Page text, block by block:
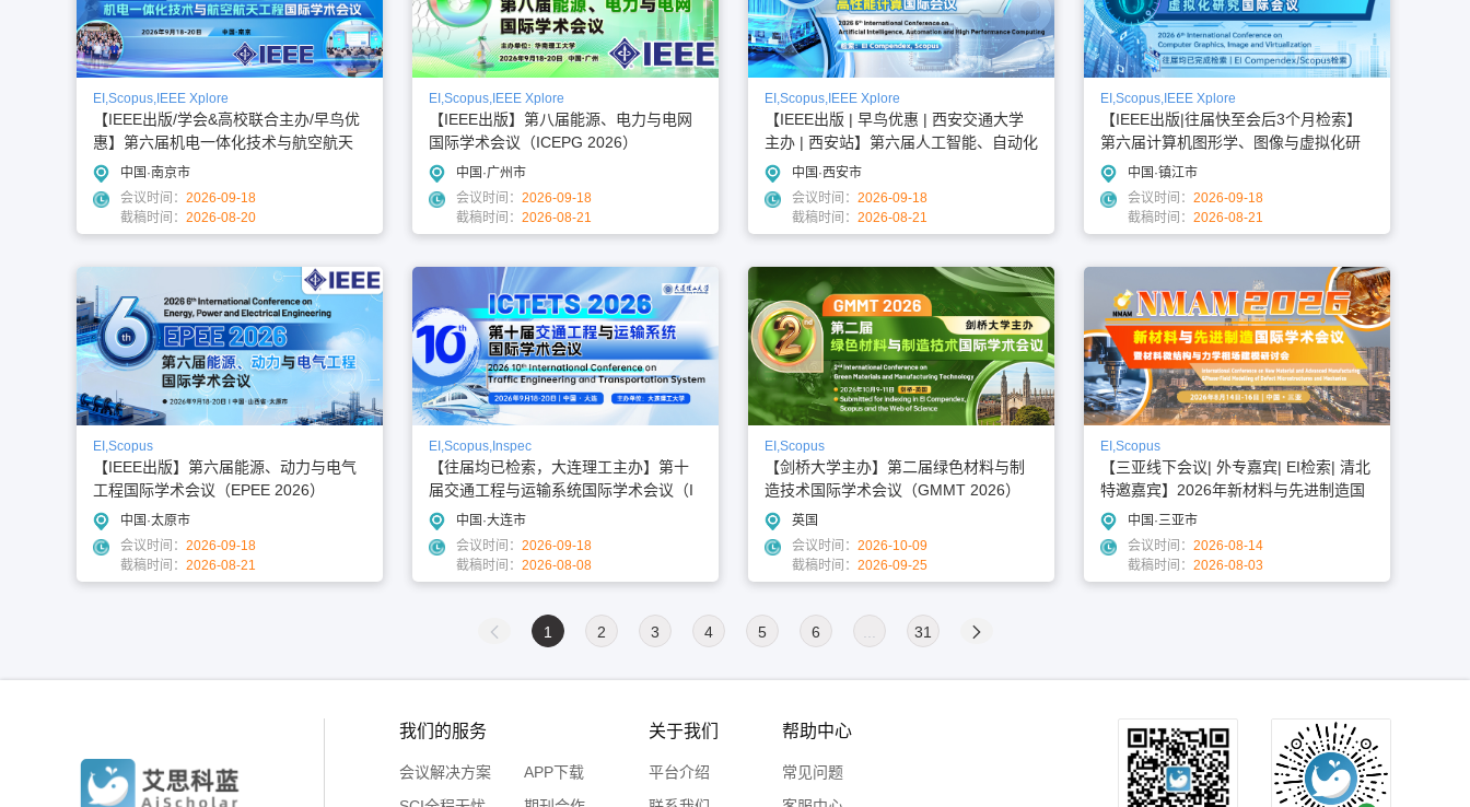
EI,Scopus,IEEE Xplore
【IEEE出版/学会&高校联合主办/早鸟优
惠】第六届机电一体化技术与航空航天
工程国际学术会议（ICMTAE 2026）
中国·南京市
会议时间： 2026-09-18
截稿时间： 2026-08-20
EI,Scopus,IEEE Xplore
【IEEE出版】第八届能源、电力与电网
国际学术会议（ICEPG 2026）
中国·广州市
会议时间： 2026-09-18
截稿时间： 2026-08-21
EI,Scopus,IEEE Xplore
【IEEE出版 | 早鸟优惠 | 西安交通大学
主办 | 西安站】第六届人工智能、自动化
与高性能计算国际会议（AIAHPC 202
6）
中国·西安市
会议时间： 2026-09-18
截稿时间： 2026-08-21
EI,Scopus,IEEE Xplore
【IEEE出版|往届快至会后3个月检索】
第六届计算机图形学、图像与虚拟化研
究国际会议（ICCGIV 2026）
中国·镇江市
会议时间： 2026-09-18
截稿时间： 2026-08-21
EI,Scopus
【IEEE出版】第六届能源、动力与电气
工程国际学术会议（EPEE 2026）
中国·太原市
会议时间： 2026-09-18
截稿时间： 2026-08-21
EI,Scopus,Inspec
【往届均已检索，大连理工主办】第十
届交通工程与运输系统国际学术会议（I
CTETS 2026）
中国·大连市
会议时间： 2026-09-18
截稿时间： 2026-08-08
EI,Scopus
【剑桥大学主办】第二届绿色材料与制
造技术国际学术会议（GMMT 2026）
英国
会议时间： 2026-10-09
截稿时间： 2026-09-25
EI,Scopus
【三亚线下会议| 外专嘉宾| EI检索| 清北
特邀嘉宾】2026年新材料与先进制造国
际学术会议（NMAM 2026）
中国·三亚市
会议时间： 2026-08-14
截稿时间： 2026-08-03
1 2 3 4 5 6 31
我们的服务
会议解决方案
APP下载
关于我们
平台介绍
帮助中心
常见问题